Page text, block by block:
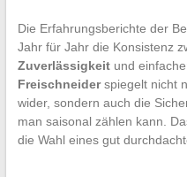
Die Erfahrungsberichte der
Jahr für Jahr die Konsistenz
Zuverlässigkeitund
Freischneiderspiegelt nicht
wider, sondern auch die
man saisonal zählen kann.
die Wahl eines gut